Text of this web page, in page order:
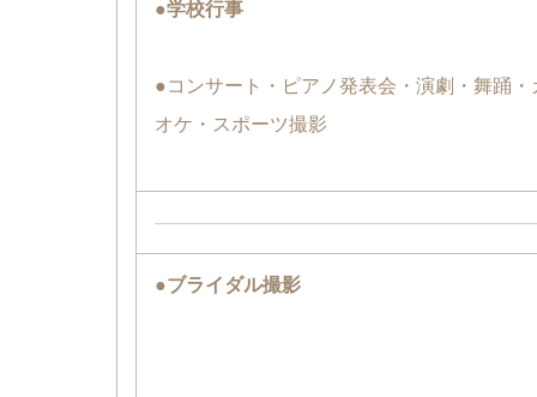
●学校行事
●コンサート・ピアノ発表会・演劇・舞踊・
オケ・スポーツ撮影
●ブライダル撮影